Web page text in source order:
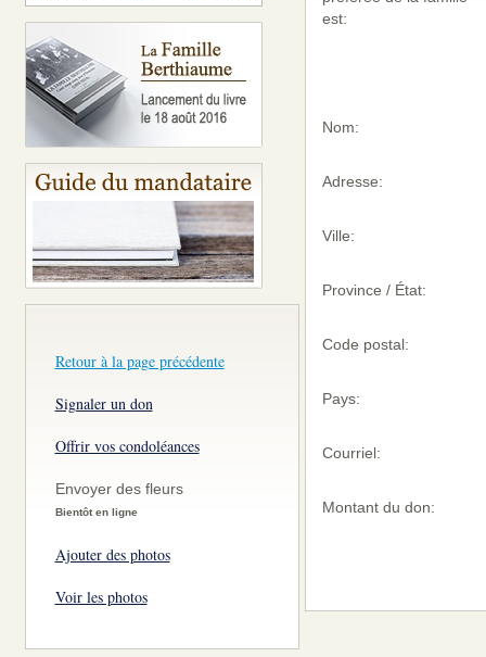
Retour à la page précédente
Signaler un don
Offrir vos condoléances
Envoyer des fleurs
Bientôt en ligne
Ajouter des photos
Voir les photos
est:
Nom:
Adresse:
Ville:
Province / État:
Code postal:
Pays:
Courriel:
Montant du don: